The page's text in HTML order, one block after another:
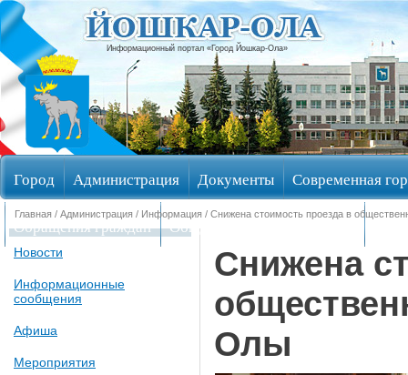
Информационный портал «Город Йошкар-Ола»
Город Администрация Документы Современная
Обращения граждан Общественные обсуждения
Главная / Администрация / Информация / Снижена стоимость проезда в
Новости
Информационные
сообщения
Афиша
Мероприятия
Снижена
Олы